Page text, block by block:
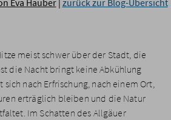
Eva Hauber| zurück zur Blog-Übersicht
meist schwer über der Stadt, die
die Nacht bringt keine Abkühlung
sich nach Erfrischung, nach einem Ort,
erträglich bleiben und die Natur
Im Schatten des Allgäuer